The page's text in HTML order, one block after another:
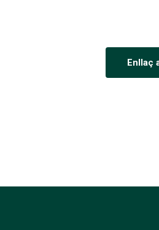
Enllaç